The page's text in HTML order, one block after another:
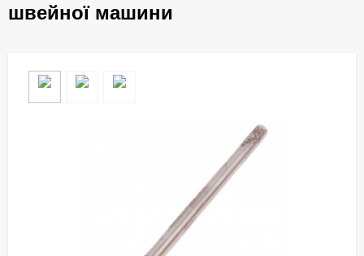
швейної машини